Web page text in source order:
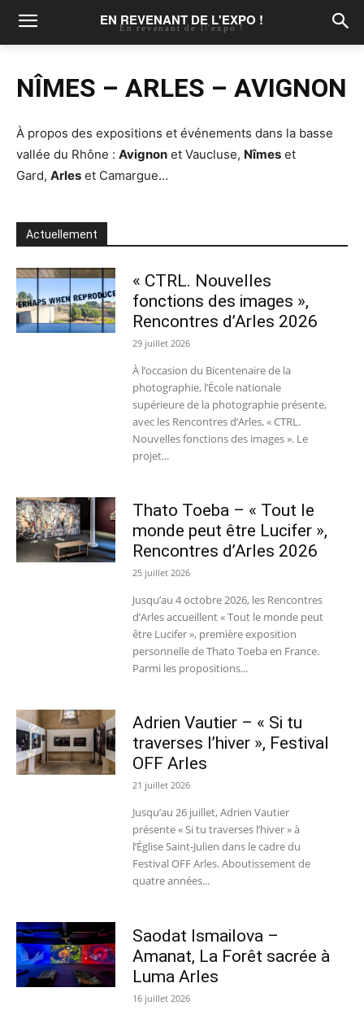
EN REVENANT DE L'EXPO !
En revenant de l\'expo !
NÎMES – ARLES – AVIGNON
À propos des expositions et événements dans la basse
vallée du Rhône : Avignon et Vaucluse, Nîmes et
Gard, Arles et Camargue…
Actuellement
« CTRL. Nouvelles
fonctions des images »,
Rencontres d’Arles 2026
29 juillet 2026
À l’occasion du Bicentenaire de la
photographie, l’École nationale
supérieure de la photographie présente,
avec les Rencontres d’Arles, « CTRL.
Nouvelles fonctions des images ». Le
projet...
Thato Toeba – « Tout le
monde peut être Lucifer »,
Rencontres d’Arles 2026
25 juillet 2026
Jusqu’au 4 octobre 2026, les Rencontres
d’Arles accueillent « Tout le monde peut
être Lucifer », première exposition
personnelle de Thato Toeba en France.
Parmi les propositions...
Adrien Vautier – « Si tu
traverses l’hiver », Festival
OFF Arles
21 juillet 2026
Jusqu’au 26 juillet, Adrien Vautier
présente « Si tu traverses l’hiver » à
l’Église Saint-Julien dans le cadre du
Festival OFF Arles. Aboutissement de
quatre années...
Saodat Ismailova –
Amanat, La Forêt sacrée à
Luma Arles
16 juillet 2026